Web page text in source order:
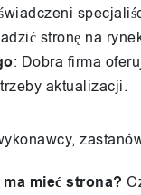
stronę na
: Dobra firma
aktualizacji.
mieć strona?